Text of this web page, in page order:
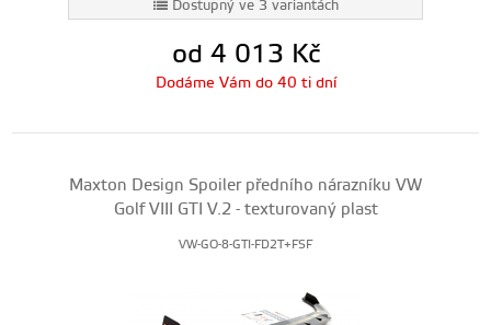
Dostupný ve 3 variantách
od 4 013 Kč
Dodáme Vám do 40 ti dní
Maxton Design Spoiler předního nárazníku VW
Golf VIII GTI V.2 - texturovaný plast
VW-GO-8-GTI-FD2T+FSF